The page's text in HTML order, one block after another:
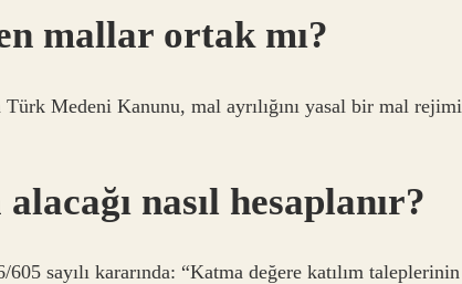
mallar ortak mı?
Medeni Kanunu, mal ayrılığını yasal bir mal rejimi
nasıl hesaplanır?
sayılı kararında: “Katma değere katılım taleplerinin